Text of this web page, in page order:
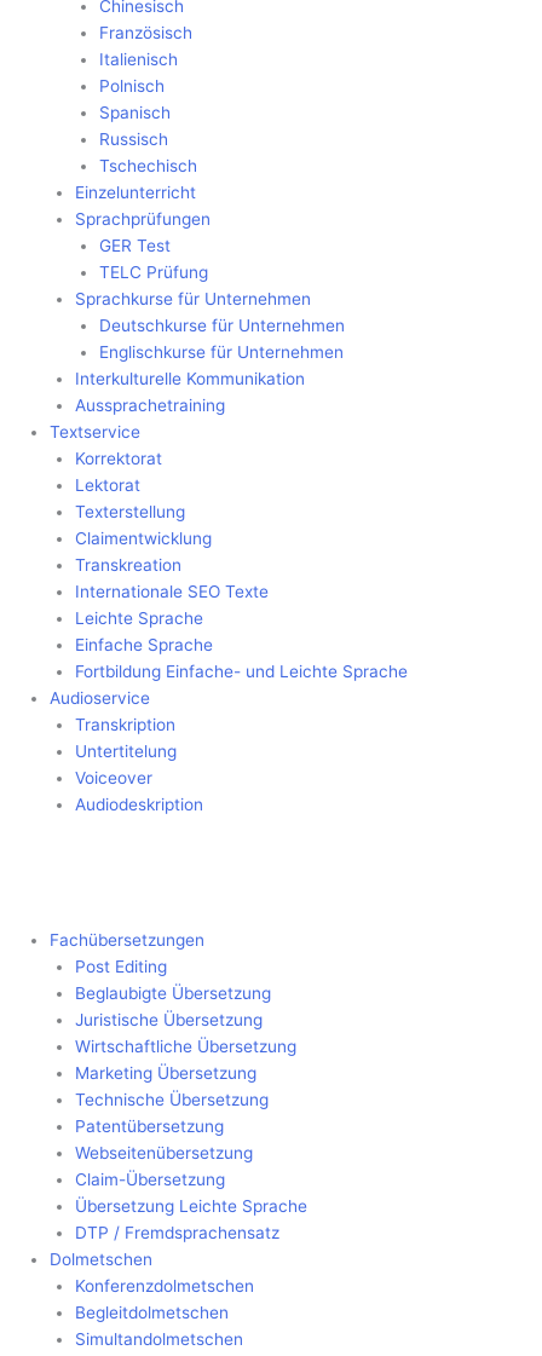
Chinesisch
Französisch
Italienisch
Polnisch
Spanisch
Russisch
Tschechisch
Einzelunterricht
Sprachprüfungen
GER Test
TELC Prüfung
Sprachkurse für Unternehmen
Deutschkurse für Unternehmen
Englischkurse für Unternehmen
Interkulturelle Kommunikation
Aussprachetraining
Textservice
Korrektorat
Lektorat
Texterstellung
Claimentwicklung
Transkreation
Internationale SEO Texte
Leichte Sprache
Einfache Sprache
Fortbildung Einfache- und Leichte Sprache
Audioservice
Transkription
Untertitelung
Voiceover
Audiodeskription
Fachübersetzungen
Post Editing
Beglaubigte Übersetzung
Juristische Übersetzung
Wirtschaftliche Übersetzung
Marketing Übersetzung
Technische Übersetzung
Patentübersetzung
Webseitenübersetzung
Claim-Übersetzung
Übersetzung Leichte Sprache
DTP / Fremdsprachensatz
Dolmetschen
Konferenzdolmetschen
Begleitdolmetschen
Simultandolmetschen